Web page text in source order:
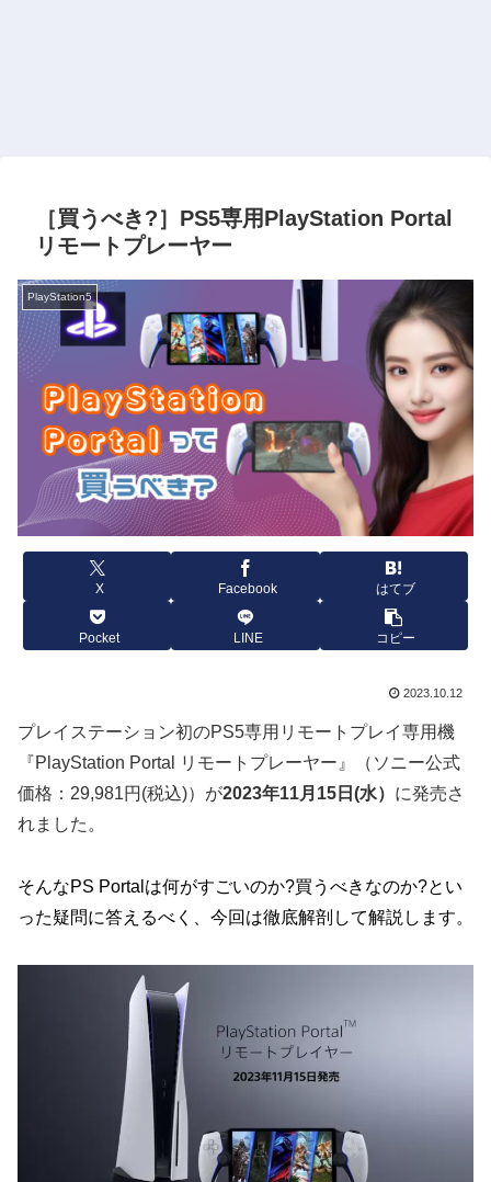
［買うべき?］PS5専用PlayStation Portal
リモートプレーヤー
PlayStation5
X Facebook はてブ
Pocket LINE コピー
2023.10.12
プレイステーション初のPS5専用リモートプレイ専用機
『PlayStation Portal リモートプレーヤー』（ソニー公式
価格：29,981円(税込)）が2023年11月15日(水） に発売さ
れました。
そんなPS Portalは何がすごいのか?買うべきなのか?とい
った疑問に答えるべく、今回は徹底解剖して解説します。